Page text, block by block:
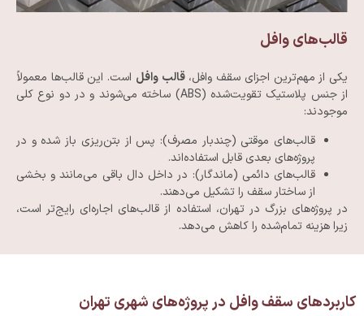
قالب‌های وافل
یکی از مهم‌ترین اجزای سقف وافل، قالب وافلاست. این قالب‌ها معمولاً
از جنس پلاستیک تقویت‌شده (ABS) ساخته می‌شوند و در دو نوع کلی
موجودند:
قالب‌های موقتی (چندبار مصرف): پس از بتن‌ریزی باز شده و در
پروژه‌های بعدی قابل استفاده‌اند.
قالب‌های دائمی (ماندگار): در داخل دال باقی می‌مانند و بخشی
از ساختار سقف را تشکیل می‌دهند.
در پروژه‌های بزرگ در تهران، استفاده از قالب‌های اجاره‌ای رایج‌تر است،
زیرا هزینه تمام‌شده را کاهش می‌دهد.
کاربردهای سقف وافل در پروژه‌های شهری تهران